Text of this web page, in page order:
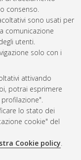
consenso.
sono usati per
comunicazione
utenti.
solo con i
attivando
potrai esprimere
lo stato dei
cookie" del
Cookie policy.
Aug 8 20:43:57 2026